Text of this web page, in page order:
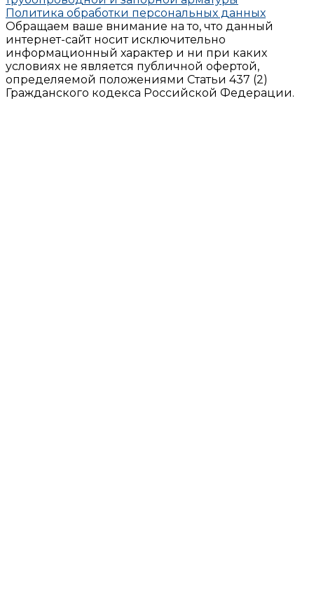
Политика обработки персональных данных
Обращаем ваше внимание на то, что данный
интернет-сайт носит исключительно
информационный характер и ни при каких
условиях не является публичной офертой,
определяемой положениями Статьи 437 (2)
Гражданского кодекса Российской Федерации.